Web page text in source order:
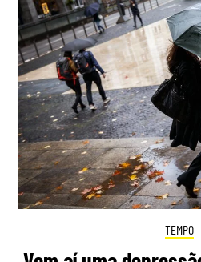
TEMPO